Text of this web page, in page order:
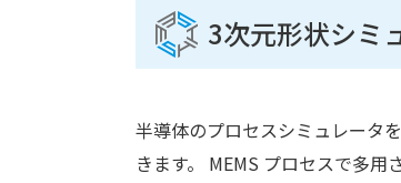
3次元形状シミ
半導体のプロセスシミュレータ
きます。 MEMS プロセスで多